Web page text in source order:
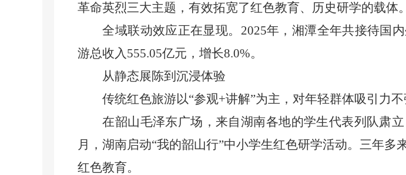
革命英烈三大主题，有效拓宽了红色教育、历史研学的载体。
全域联动效应正在显现。2025年，湘潭全年共接待国内
游总收入555.05亿元，增长8.0%。
从静态展陈到沉浸体验
传统红色旅游以“参观+讲解”为主，对年轻群体吸引力不
在韶山毛泽东广场，来自湖南各地的学生代表列队肃立
月，湖南启动“我的韶山行”中小学生红色研学活动。三年
红色教育。